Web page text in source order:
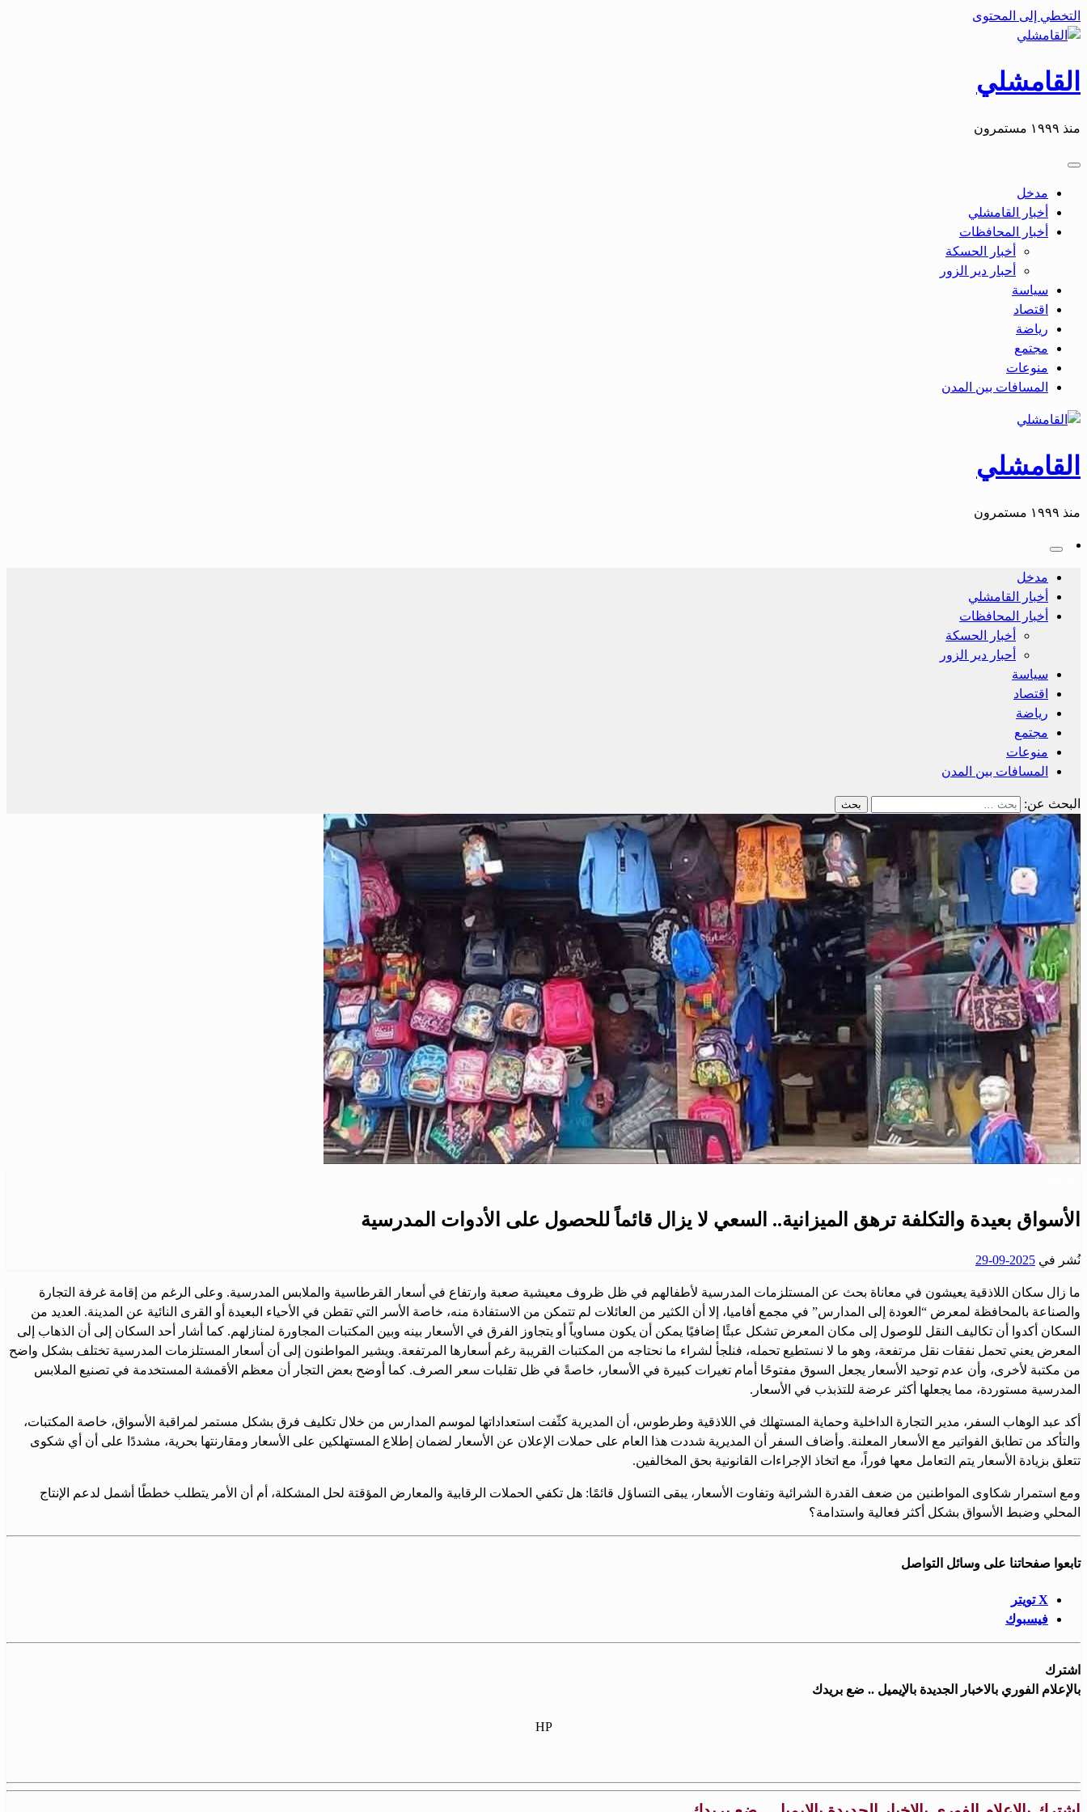
التخطي إلى المحتوى
القامشلي
منذ ١٩٩٩ مستمرون
مدخل
أخبار القامشلي
أخبار المحافظات
أخبار الحسكة
أحبار دير الزور
سياسة
اقتصاد
رياضة
مجتمع
منوعات
المسافات بين المدن
القامشلي
منذ ١٩٩٩ مستمرون
مدخل
أخبار القامشلي
أخبار المحافظات
أخبار الحسكة
أحبار دير الزور
سياسة
اقتصاد
رياضة
مجتمع
منوعات
المسافات بين المدن
البحث عن:
الأسواق بعيدة والتكلفة ترهق الميزانية.. السعي لا يزال قائماً للحصول على الأدوات المدرسية
نُشر في 2025-09-29
ما زال سكان اللاذقية يعيشون في معاناة بحث عن المستلزمات المدرسية لأطفالهم في ظل ظروف معيشية صعبة وارتفاع في أسعار القرطاسية والملابس المدرسية. وعلى الرغم من إقامة غرفة التجارة
والصناعة بالمحافظة لمعرض “العودة إلى المدارس” في مجمع أفاميا، إلا أن الكثير من العائلات لم تتمكن من الاستفادة منه، خاصة الأسر التي تقطن في الأحياء البعيدة أو القرى النائية عن المدينة. العديد من
السكان أكدوا أن تكاليف النقل للوصول إلى مكان المعرض تشكل عبئًا إضافيًا يمكن أن يكون مساوياً أو يتجاوز الفرق في الأسعار بينه وبين المكتبات المجاورة لمنازلهم. كما أشار أحد السكان إلى أن الذهاب إلى
المعرض يعني تحمل نفقات نقل مرتفعة، وهو ما لا نستطيع تحمله، فنلجأ لشراء ما نحتاجه من المكتبات القريبة رغم أسعارها المرتفعة. ويشير المواطنون إلى أن أسعار المستلزمات المدرسية تختلف بشكل واضح
من مكتبة لأخرى، وأن عدم توحيد الأسعار يجعل السوق مفتوحًا أمام تغيرات كبيرة في الأسعار، خاصةً في ظل تقلبات سعر الصرف. كما أوضح بعض التجار أن معظم الأقمشة المستخدمة في تصنيع الملابس
المدرسية مستوردة، مما يجعلها أكثر عرضة للتذبذب في الأسعار.
أكد عبد الوهاب السفر، مدير التجارة الداخلية وحماية المستهلك في اللاذقية وطرطوس، أن المديرية كثّفت استعداداتها لموسم المدارس من خلال تكليف فرق بشكل مستمر لمراقبة الأسواق، خاصة المكتبات،
والتأكد من تطابق الفواتير مع الأسعار المعلنة. وأضاف السفر أن المديرية شددت هذا العام على حملات الإعلان عن الأسعار لضمان إطلاع المستهلكين على الأسعار ومقارنتها بحرية، مشددًا على أن أي شكوى
تتعلق بزيادة الأسعار يتم التعامل معها فوراً، مع اتخاذ الإجراءات القانونية بحق المخالفين.
ومع استمرار شكاوى المواطنين من ضعف القدرة الشرائية وتفاوت الأسعار، يبقى التساؤل قائمًا: هل تكفي الحملات الرقابية والمعارض المؤقتة لحل المشكلة، أم أن الأمر يتطلب خططًا أشمل لدعم الإنتاج
المحلي وضبط الأسواق بشكل أكثر فعالية واستدامة؟
تابعوا صفحاتنا على وسائل التواصل
X تويتر
فيسبوك
اشترك
بالإعلام الفوري بالاخبار الجديدة بالإيميل .. ضع بريدك
HP